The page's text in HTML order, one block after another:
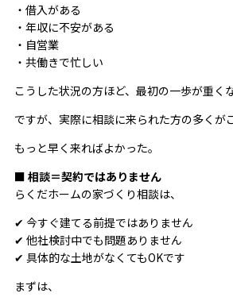
・借入がある
・年収に不安がある
・自営業
・共働きで忙しい
こうした状況の方ほど、最初の一歩が重く
ですが、実際に相談に来られた方の多くが
もっと早く来ればよかった。
■ 相談＝契約ではありません
らくだホームの家づくり相談は、
✔ 今すぐ建てる前提ではありません
✔ 他社検討中でも問題ありません
✔ 具体的な土地がなくてもOKです
まずは、